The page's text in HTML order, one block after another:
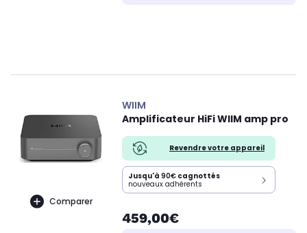
Comparer
WIIM
Amplificateur HiFi WIIM amp pro
Revendre votre appareil
Jusqu'à 90€ cagnottés
nouveaux adhérents
459,00€